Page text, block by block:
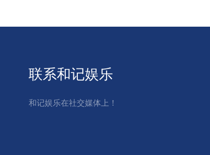
联系和记娱乐
和记娱乐在社交媒体上！